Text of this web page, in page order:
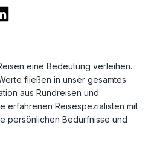
eine Bedeutung verleihen.
fließen in unser gesamtes
aus Rundreisen und
erfahrenen Reisespezialisten mit
persönlichen Bedürfnisse und